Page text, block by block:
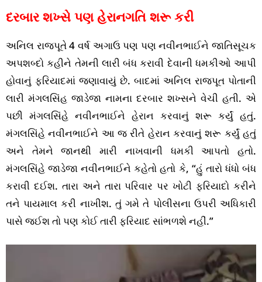
દરબાર શખ્સે પણ હેરાનગતિ શરૂ કરી
અનિલ રાજપૂતે 4 વર્ષ અગાઉ પણ પણ નવીનભાઈને જાતિસૂચક
અપશબ્દો કહીને તેમની લારી બંધ કરાવી દેવાની ધમકીઓ આપી
હોવાનું ફરિયાદમાં જણાવાયું છે. બાદમાં અનિલ રાજપૂત પોતાની
લારી મંગલસિંહ જાડેજા નામના દરબાર શખ્સને વેચી હતી. એ
પછી મંગલસિંહે નવીનભાઈને હેરાન કરવાનું શરૂ કર્યું હતું.
મંગલસિંહે નવીનભાઈને આ જ રીતે હેરાન કરવાનું શરૂ કર્યું હતું
અને તેમને જાનથી મારી નાખવાની ધમકી આપતો હતો.
મંગલસિંહે જાડેજા નવીનભાઈને કહેતો હતો કે, “હું તારો ધંધો બંધ
કરાવી દઈશ. તારા અને તારા પરિવાર પર ખોટી ફરિયાદો કરીને
તને પાયમાલ કરી નાખીશ. તું ગમે તે પોલીસના ઉપરી અધિકારી
પાસે જઈશ તો પણ કોઈ તારી ફરિયાદ સાંભળશે નહીં.”